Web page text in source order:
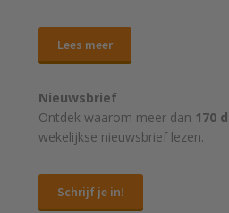
Lees meer
Nieuwsbrief
Ontdek waarom meer dan 170
wekelijkse nieuwsbrief lezen.
Schrijf je in!